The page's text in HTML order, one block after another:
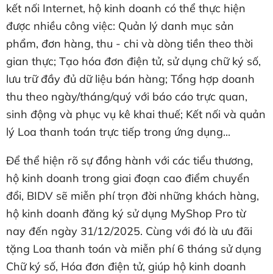
kết nối Internet, hộ kinh doanh có thể thực hiện
được nhiều công việc: Quản lý danh mục sản
phẩm, đơn hàng, thu - chi và dòng tiền theo thời
gian thực; Tạo hóa đơn điện tử, sử dụng chữ ký số,
lưu trữ đầy đủ dữ liệu bán hàng; Tổng hợp doanh
thu theo ngày/tháng/quý với báo cáo trực quan,
sinh động và phục vụ kê khai thuế; Kết nối và quản
lý Loa thanh toán trực tiếp trong ứng dụng...
Để thể hiện rõ sự đồng hành với các tiểu thương,
hộ kinh doanh trong giai đoạn cao điểm chuyển
đổi, BIDV sẽ miễn phí trọn đời những khách hàng,
hộ kinh doanh đăng ký sử dụng MyShop Pro từ
nay đến ngày 31/12/2025. Cùng với đó là ưu đãi
tặng Loa thanh toán và miễn phí 6 tháng sử dụng
Chữ ký số, Hóa đơn điện tử, giúp hộ kinh doanh